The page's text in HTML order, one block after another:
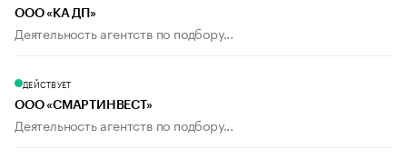
ООО «КА ДП»
Деятельность агентств по подбору...
ДЕЙСТВУЕТ
ООО «СМАРТИНВЕСТ»
Деятельность агентств по подбору...